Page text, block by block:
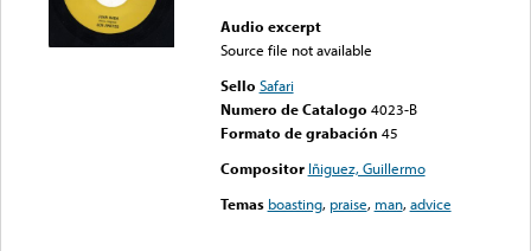
Audio excerpt
Source file not available
Sello Safari
Numero de Catalogo 4023-B
Formato de grabación 45
Compositor Iñiguez, Guillermo
Temas boasting, praise, man,advice